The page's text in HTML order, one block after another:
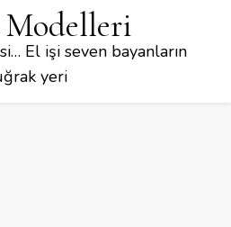
El işi seven bayanların
yeri